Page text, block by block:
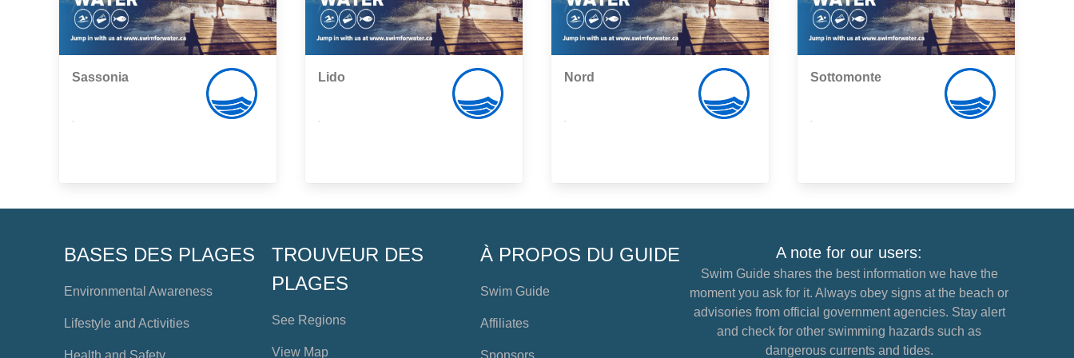
Sassonia Lido Nord Sottomonte
BASES DES PLAGES
Environmental Awareness
Lifestyle and Activities
Health and Safety
TROUVEUR DES
PLAGES
See Regions
View Map
À PROPOS DU GUIDE
Swim Guide
Affiliates
Sponsors
A note for our users:
Swim Guide shares the best information we have the
moment you ask for it. Always obey signs at the beach or
advisories from official government agencies. Stay alert
and check for other swimming hazards such as
dangerous currents and tides.